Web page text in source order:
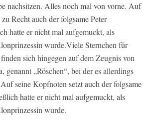
nachsitzen. Alles noch mal von vorne. Auf
Recht auch der folgsame Peter
hatte er nicht mal aufgemuckt, als
wurde.Viele Sternchen für
sich hingegen auf dem Zeugnis von
genannt „Röschen“, bei der es allerdings
seine Kopfnoten setzt auch der folgsame
hatte er nicht mal aufgemuckt, als
wurde.